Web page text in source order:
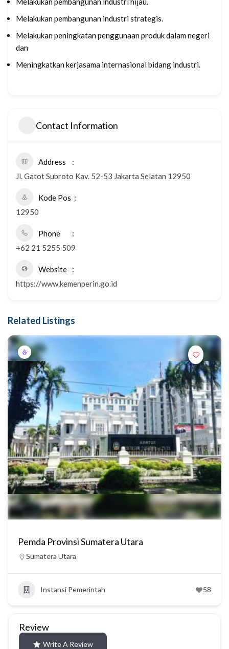
Melakukan pembangunan industri strategis.
Melakukan peningkatan penggunaan produk dalam negeri
dan
Meningkatkan kerjasama internasional bidang industri.
Contact Information
Address
Jl. Gatot Subroto Kav. 52-53 Jakarta Selatan 12950
Kode Pos
12950
Phone
+62 21 5255 509
Website
https://www.kemenperin.go.id
Related Listings
Pemda Provinsi Sumatera Utara
Sumatera Utara
Instansi Pemerintah 58
Review
Write A Review